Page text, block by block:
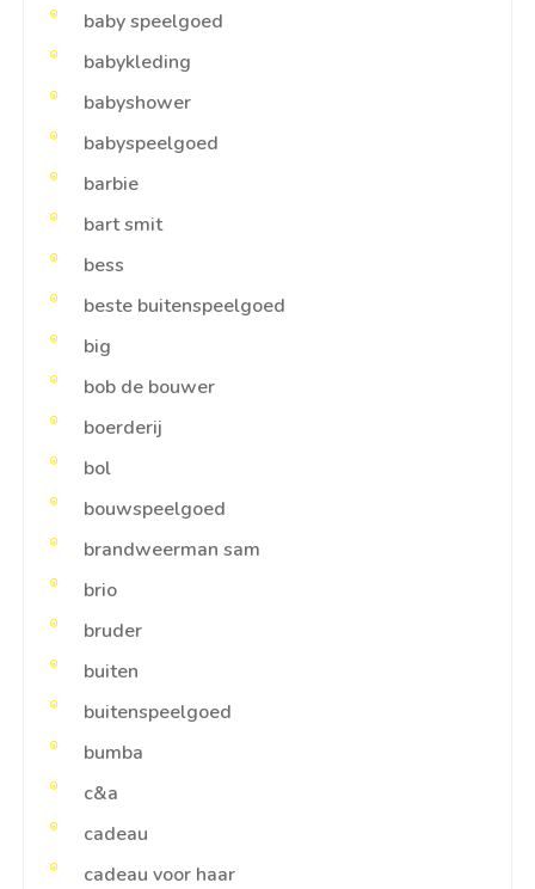
baby speelgoed
babykleding
babyshower
babyspeelgoed
barbie
bart smit
bess
beste buitenspeelgoed
big
bob de bouwer
boerderij
bol
bouwspeelgoed
brandweerman sam
brio
bruder
buiten
buitenspeelgoed
bumba
c&a
cadeau
cadeau voor haar